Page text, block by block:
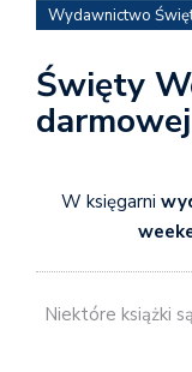
Wydawnictwo
Święty
W księgarni
Niektóre książki